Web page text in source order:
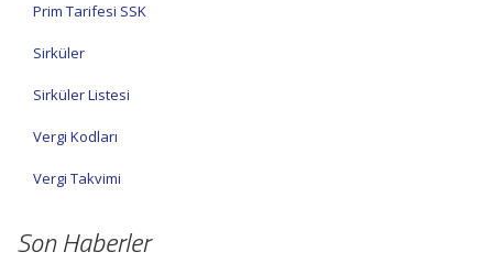
Prim Tarifesi SSK
Sirküler
Sirküler Listesi
Vergi Kodları
Vergi Takvimi
Son Haberler